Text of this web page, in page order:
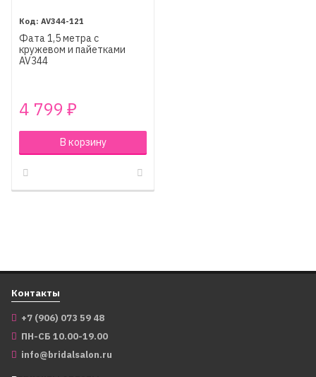
AV344-121
Фата 1,5 метра с
кружевом и пайетками
AV344
4 799 ₽
В корзину
Контакты
+7 (906) 073 59 48
ПН-СБ 10.00-19.00
info@bridalsalon.ru